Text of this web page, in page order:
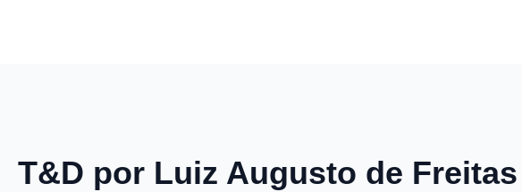
T&D por Luiz Augusto de Freitas